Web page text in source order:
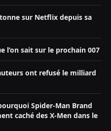
sur Netflix depuis sa
l’on sait sur le prochain 007
ont refusé le milliard
Spider-Man Brand
caché des X-Men dans le